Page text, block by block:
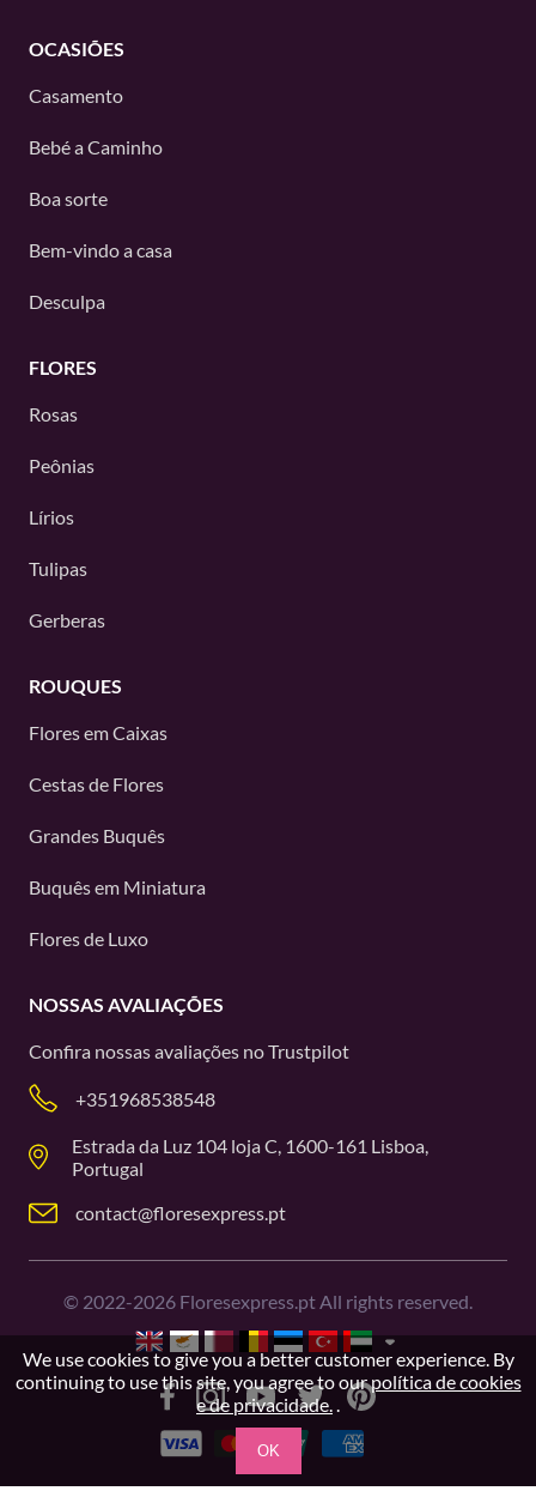
OCASIÕES
Casamento
Bebé a Caminho
Boa sorte
Bem-vindo a casa
Desculpa
FLORES
Rosas
Peônias
Lírios
Tulipas
Gerberas
ROUQUES
Flores em Caixas
Cestas de Flores
Grandes Buquês
Buquês em Miniatura
Flores de Luxo
NOSSAS AVALIAÇÕES
Confira nossas avaliações noTrustpilot
+351968538548
Estrada da Luz 104 loja C, 1600-161 Lisboa,
Portugal
contact@floresexpress.pt
© 2022-2026 Floresexpress.pt All rights reserved.
We use cookies to give you a better customer experience. By
continuing to use this site, you agree to ourpolítica de cookies
e de privacidade..
OK